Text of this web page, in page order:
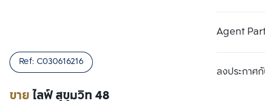
Agent
ลงประกาศกั
ขายไลฟ์ สุขุมวิท 48
Ref: C030616216 เปรียบเทียบ